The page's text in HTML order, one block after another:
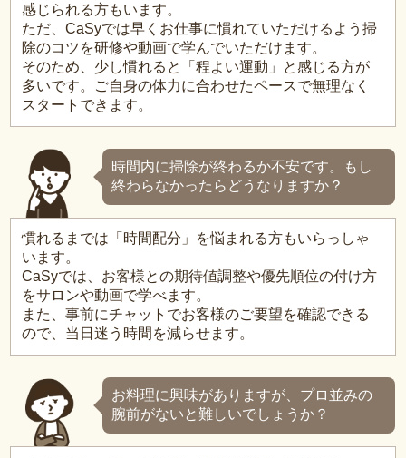
感じられる方もいます。
ただ、CaSyでは早くお仕事に慣れていただけるよう掃
除のコツを研修や動画で学んでいただけます。
そのため、少し慣れると「程よい運動」と感じる方が
多いです。ご自身の体力に合わせたペースで無理なく
スタートできます。
時間内に掃除が終わるか不安です。もし
終わらなかったらどうなりますか？
慣れるまでは「時間配分」を悩まれる方もいらっしゃ
います。
CaSyでは、お客様との期待値調整や優先順位の付け方
をサロンや動画で学べます。
また、事前にチャットでお客様のご要望を確認できる
ので、当日迷う時間を減らせます。
お料理に興味がありますが、プロ並みの
腕前がないと難しいでしょうか？